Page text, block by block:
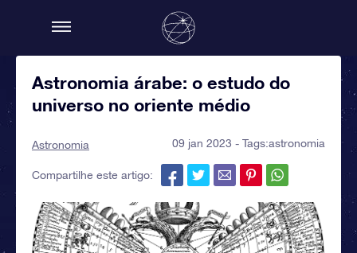
Astronomia árabe: o estudo do
universo no oriente médio
Astronomia 09 jan 2023 - Tags:astronomia
Compartilhe este artigo: